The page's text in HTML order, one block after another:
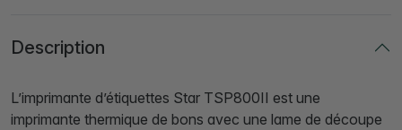
Description
L’imprimante d’étiquettes Star TSP800II est une
imprimante thermique de bons avec une lame de découpe